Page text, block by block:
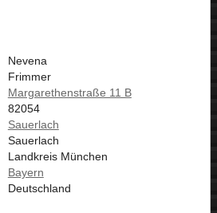
Nevena
Frimmer
Margarethenstraße 11 B
82054
Sauerlach
Sauerlach
Landkreis München
Bayern
Deutschland